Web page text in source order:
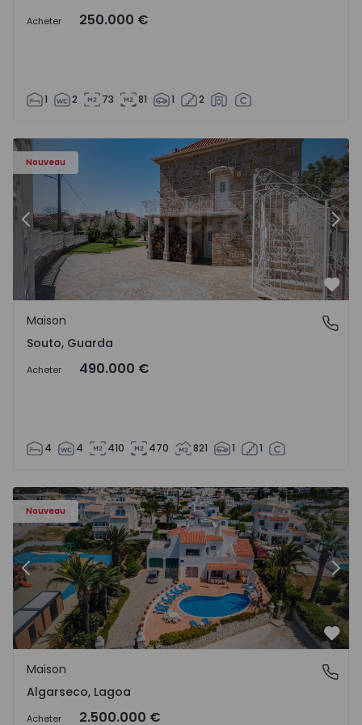
Acheter 250.000 €
1 2 73 81 1 2
Nouveau
Maison T4 Sabugal, Souto - 1575640 - 10
Précédent
Souto, Guarda
Maison
Souto, Guarda
Acheter 490.000 €
4 4 410 470 821 1 1
Nouveau
Maison T6 Lagoa, Algarseco - 1523918 - 51
Précédent
Algarseco, Lagoa
Maison
Algarseco, Lagoa
Acheter 2.500.000 €